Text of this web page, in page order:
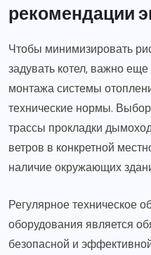
рекомендации
Чтобы минимизировать
задувать котел, важно
монтажа системы
технические нормы.
трассы прокладки
ветров в конкретной
наличие окружающих
Регулярное техническое
оборудования является
безопасной и